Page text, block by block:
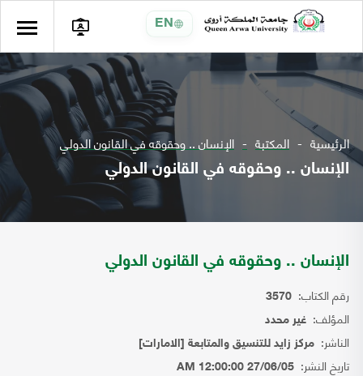
EN
الرئيسية المكتبة الإنسان .. وحقوقه في القانون الدولي
الإنسان .. وحقوقه في القانون الدولي
الإنسان .. وحقوقه في القانون الدولي
رقم الكتاب: 3570
المؤلف: غير محدد
الناشر: مركز زايد للتنسيق والمتابعة [الامارات]
تاريخ النشر: 27/06/05 12:00:00 AM